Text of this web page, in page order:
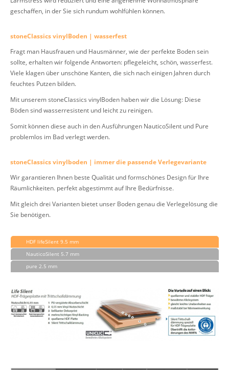
geschaffen, in der Sie sich rundum wohlfühlen können.
stoneClassics vinylBoden | wasserfest
Fragt man Hausfrauen und Hausmänner, wie der perfekte Boden sein
sollte, erhalten wir folgende Antworten: pflegeleicht, schön, wasserfest.
Viele klagen über unschöne Kanten, die sich nach einigen Jahren durch
feuchtes Putzen bilden.
Mit unserem stoneClassics vinylBoden haben wir die Lösung: Diese
Böden sind wasserresistent und leicht zu reinigen.
Somit können diese auch in den Ausführungen NauticoSilent und Pure
problemlos im Bad verlegt werden.
stoneClassics vinylboden | immer die passende Verlegevariante
Wir garantieren Ihnen beste Qualität und formschönes Design für Ihre
Räumlichkeiten. perfekt abgestimmt auf Ihre Bedürfnisse.
Mit gleich drei Varianten bietet unser Boden genau die Verlegelösung die
Sie benötigen.
HDF lifeSilent 9.5 mm
NauticoSilent 5.7 mm
pure 2.5 mm